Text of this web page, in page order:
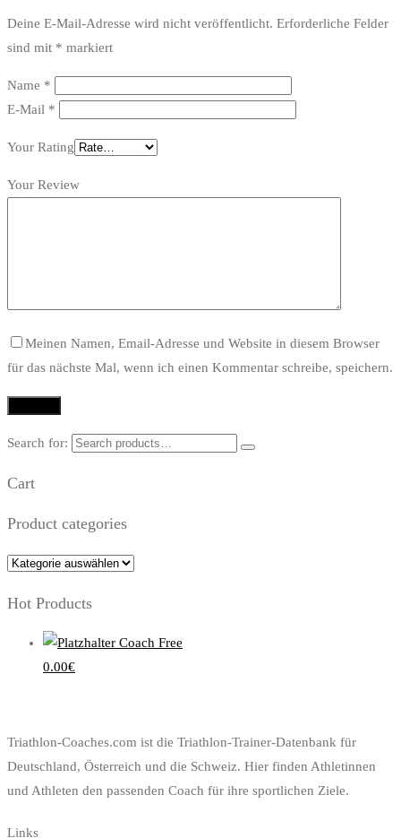
Deine E-Mail-Adresse wird nicht veröffentlicht. Erforderliche Felder
sind mit * markiert
Name *
E-Mail *
Your Rating
Your Review
Meinen Namen, Email-Adresse und Website in diesem Browser
für das nächste Mal, wenn ich einen Kommentar schreibe, speichern.
Search for:
Cart
Product categories
Hot Products
Coach Free
0.00€
Triathlon-Coaches.com ist die Triathlon-Trainer-Datenbank für
Deutschland, Österreich und die Schweiz. Hier finden Athletinnen
und Athleten den passenden Coach für ihre sportlichen Ziele.
Links